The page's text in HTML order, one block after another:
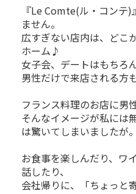
『Le Comte(ル・コンテ
ません。
広すぎない店内は、どこ
ホーム♪
女子会、デートはもちろん
男性だけで来店される方
フランス料理のお店に男
そんなイメージが私には
は驚いてしまいましたが。
お食事を楽しんだり、ワ
話したり、
会社帰りに、「ちょっと